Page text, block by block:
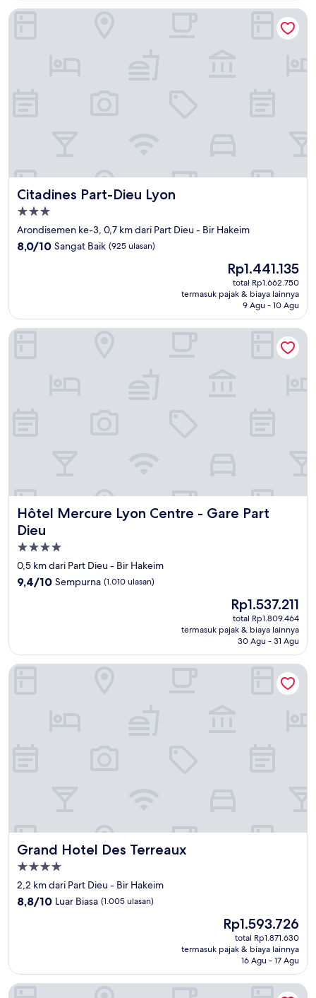
Citadines Part-Dieu Lyon
Citadines Part-Dieu Lyon
Properti
bintang
3.0
Arondisemen ke-3, 0,7 km dari Part Dieu - Bir Hakeim
8.0
ulasan)
8,0/10 Sangat Baik (925 ulasan)
Harga
sekarang
Rp1.441.135
Rp1.441.135
total Rp1.662.750
termasuk pajak & biaya lainnya
9 Agu - 10 Agu
Citadines Part-Dieu Lyon
Hôtel Mercure Lyon Centre - Gare Part
Dieu
Hôtel Mercure Lyon Centre - Gare Part Dieu
Properti
bintang
4.0
0,5 km dari Part Dieu - Bir Hakeim
9.4
9,4/10 Sempurna (1.010 ulasan)
Harga
sekarang
Rp1.537.211
Rp1.537.211
total Rp1.809.464
termasuk pajak & biaya lainnya
30 Agu - 31 Agu
Hôtel Mercure Lyon Centre - Gare Part Dieu
Grand Hotel Des Terreaux
Grand Hotel Des Terreaux
Properti
bintang
4.0
2,2 km dari Part Dieu - Bir Hakeim
8.8
ulasan)
8,8/10 Luar Biasa (1.005 ulasan)
Harga
sekarang
Rp1.593.726
Rp1.593.726
total Rp1.871.630
termasuk pajak & biaya lainnya
16 Agu - 17 Agu
Grand Hotel Des Terreaux
Le Phenix Hotel